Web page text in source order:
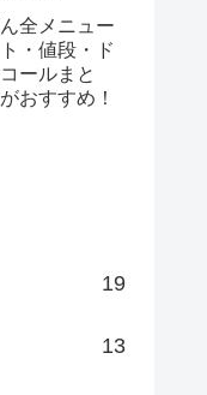
全メニュー
・値段・ド
ールまと
おすすめ！
19
13